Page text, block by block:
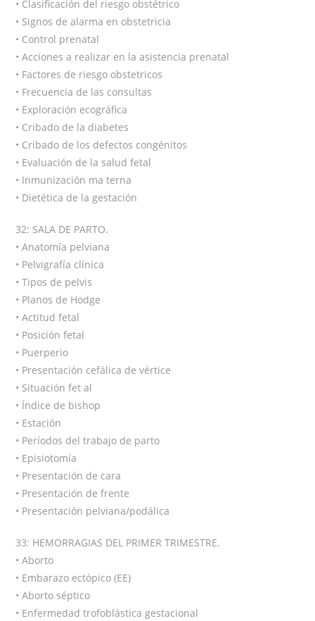
• Clasificación del riesgo obstétrico
• Signos de alarma en obstetricia
• Control prenatal
• Acciones a realizar en la asistencia prenatal
• Factores de riesgo obstetricos
• Frecuencia de las consultas
• Exploración ecográfica
• Cribado de la diabetes
• Cribado de los defectos congénitos
• Evaluación de la salud fetal
• Inmunización ma terna
• Dietética de la gestación
32: SALA DE PARTO.
• Anatomía pelviana
• Pelvigrafía clínica
• Tipos de pelvis
• Planos de Hodge
• Actitud fetal
• Posición fetal
• Puerperio
• Presentación cefálica de vértice
• Situación fet al
• Índice de bishop
• Estación
• Períodos del trabajo de parto
• Episiotomía
• Presentación de cara
• Presentación de frente
• Presentación pelviana/podálica
33: HEMORRAGIAS DEL PRIMER TRIMESTRE.
• Aborto
• Embarazo ectópico (EE)
• Aborto séptico
• Enfermedad trofoblástica gestacional